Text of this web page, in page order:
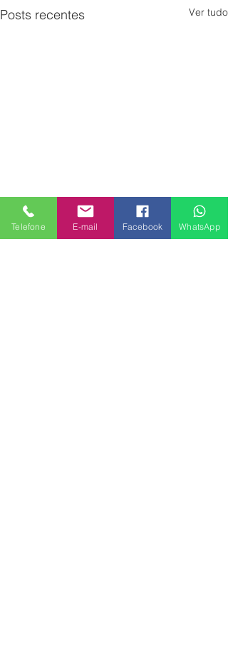
Posts recentes Ver tudo
Telefone E-mail Facebook WhatsApp